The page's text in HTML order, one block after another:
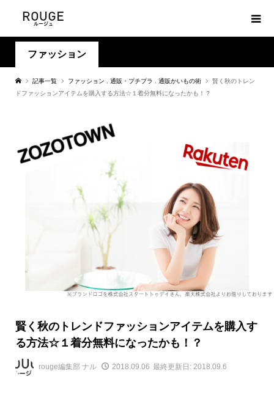
ファッション
記事一覧 ファッション 通販・プチプラ 通販かいもの術
賢く秋のトレン
ドファッションアイテムを購入する方法☆１着分無料になったかも！？
賢く秋のトレンドファッションアイテムを購入す
る方法☆１着分無料になったかも！？
rouge編集部 ナル 2018.09.06 最終更新日: 2018.09.6